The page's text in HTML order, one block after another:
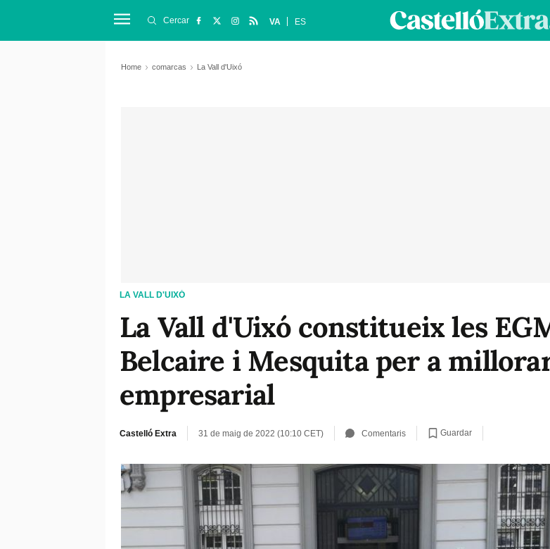
Cercar VA ES
Home comarcas La Vall d'Uixó
LA VALL D'UIXÓ
La Vall d'Uixó constitueix les
Belcaire i Mesquita per a
empresarial
Castelló Extra 31 de maig de 2022 (10:10 CET) Comentaris Guardar